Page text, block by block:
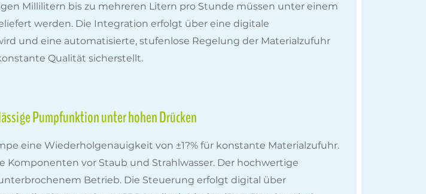
Millilitern bis zu mehreren Litern pro Stunde müssen unter einem
werden. Die Integration erfolgt über eine digitale
und eine automatisierte, stufenlose Regelung der Materialzufuhr
Qualität sicherstellt.
Pumpfunktion unter hohen Drücken
eine Wiederholgenauigkeit von ±1?% für konstante Materialzufuhr.
Komponenten vor Staub und Strahlwasser. Der hochwertige
Betrieb. Die Steuerung erfolgt digital über